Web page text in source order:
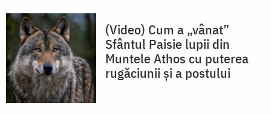
(Video) Cum a „vânat”
Sfântul Paisie lupii din
Muntele Athos cu puterea
rugăciunii și a postului